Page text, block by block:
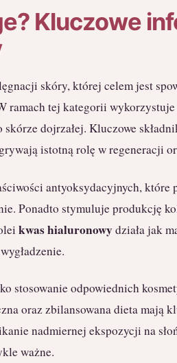
Kluczowe
skóry, której celem jest
ramach tej kategorii
dojrzałej. Kluczowe
istotną rolę w regeneracji
antyoksydacyjnych, które
Ponadto stymuluje produkcję
kwas hialuronowydziała jak
stosowanie odpowiednich
oraz zbilansowana dieta mają
nadmiernej ekspozycji na
ważne.